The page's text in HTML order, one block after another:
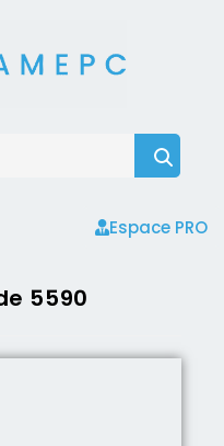
Espace PRO
5590